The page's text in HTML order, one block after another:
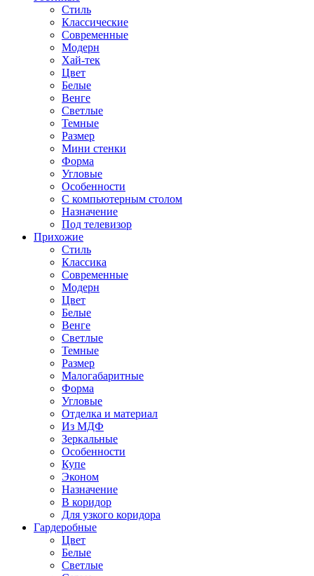
Стиль
Классические
Современные
Модерн
Хай-тек
Цвет
Белые
Венге
Светлые
Темные
Размер
Мини стенки
Форма
Угловые
Особенности
С компьютерным столом
Назначение
Под телевизор
Прихожие
Стиль
Классика
Современные
Модерн
Цвет
Белые
Венге
Светлые
Темные
Размер
Малогабаритные
Форма
Угловые
Отделка и материал
Из МДФ
Зеркальные
Особенности
Купе
Эконом
Назначение
В коридор
Для узкого коридора
Гардеробные
Цвет
Белые
Светлые